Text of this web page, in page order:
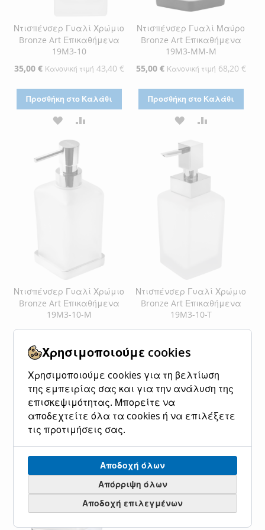
Ντισπένσερ Γυαλί Χρώμιο
Bronze Art Επικαθήμενα
19M3-10
Ειδική
35,00 € Κανονική τιμή 43,40 €
Προσθήκη στο Καλάθι
ΠΡΟΣΘΉΚΗ
ΣΤΗ
ΛΊΣΤΑ
ΕΠΙΘΥΜΙΏΝ
Ντισπένσερ Γυαλί Μαύρο
Bronze Art Επικαθήμενα
19M3-MM-M
Ειδική
55,00 € Κανονική τιμή 68,20 €
Προσθήκη στο Καλάθι
ΠΡΟΣΘΉΚΗ
ΕΠΙΘΥΜΙΏΝ
Ντισπένσερ Γυαλί Χρώμιο
Bronze Art Επικαθήμενα
19M3-10-M
Ειδική
45,00 € Κανονική τιμή 55,80 €
Προσθήκη στο Καλάθι
ΠΡΟΣΘΉΚΗ
ΣΤΗ
ΛΊΣΤΑ
ΕΠΙΘΥΜΙΏΝ
ΠΡΟΣΘΉΚΗ
ΓΙΑ
ΣΎΓΚΡΙΣΗ
Ντισπένσερ Γυαλί Χρώμιο
Bronze Art Επικαθήμενα
19M3-10-T
Ειδική
65,00 € Κανονική τιμή 80,60 €
ΠΡΟΣΘΉΚΗ
ΛΊΣΤΑ
ΕΠΙΘΥΜΙΏΝ
ΠΡΟΣΘΉΚΗ
ΣΎΓΚΡΙΣΗ
Χρησιμοποιούμε cookies
Χρησιμοποιούμε cookies για τη βελτίωση
της εμπειρίας σας και για την ανάλυση της
επισκεψιμότητας. Μπορείτε να
αποδεχτείτε όλα τα cookies ή να επιλέξετε
τις προτιμήσεις σας.
Αποδοχή όλων
Απόρριψη όλων
Αποδοχή επιλεγμένων